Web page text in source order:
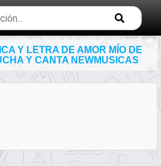
Y LETRA DE AMOR MÍO DE
Y CANTA NEWMUSICAS